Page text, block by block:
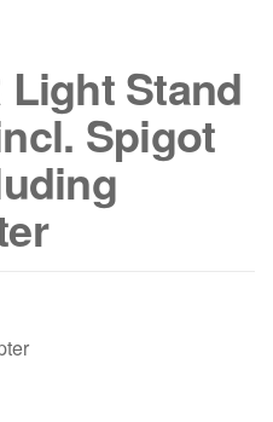
Light Stand
Spigot